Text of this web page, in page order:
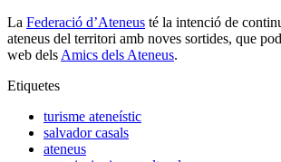
La Federació d’Ateneus té la intenció de
ateneus del territori amb noves sortides, que
web dels Amics dels Ateneus.
Etiquetes
turisme ateneístic
salvador casals
ateneus